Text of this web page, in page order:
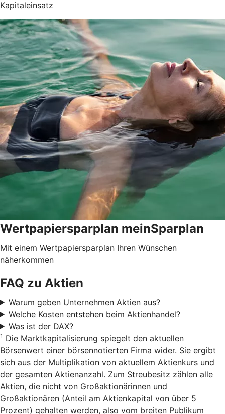
Kapitaleinsatz
Wertpapiersparplan meinSparplan
Mit einem Wertpapiersparplan Ihren Wünschen
näherkommen
FAQ zu Aktien
Warum geben Unternehmen Aktien aus?
Welche Kosten entstehen beim Aktienhandel?
Was ist der DAX?
1 Die Marktkapitalisierung spiegelt den aktuellen
Börsenwert einer börsennotierten Firma wider. Sie ergibt
sich aus der Multiplikation von aktuellem Aktienkurs und
der gesamten Aktienanzahl. Zum Streubesitz zählen alle
Aktien, die nicht von Großaktionärinnen und
Großaktionären (Anteil am Aktienkapital von über 5
Prozent) gehalten werden, also vom breiten Publikum